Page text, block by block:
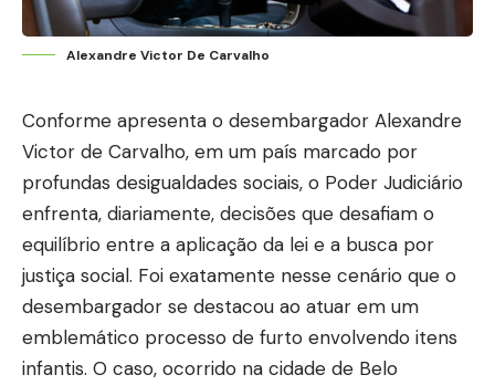
Alexandre Victor De Carvalho
Conforme apresenta o desembargador Alexandre
Victor de Carvalho, em um país marcado por
profundas desigualdades sociais, o Poder Judiciário
enfrenta, diariamente, decisões que desafiam o
equilíbrio entre a aplicação da lei e a busca por
justiça social. Foi exatamente nesse cenário que o
desembargador se destacou ao atuar em um
emblemático processo de furto envolvendo itens
infantis. O caso, ocorrido na cidade de Belo